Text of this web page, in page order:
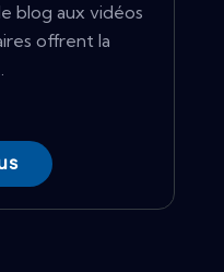
blog aux vidéos
offrent la